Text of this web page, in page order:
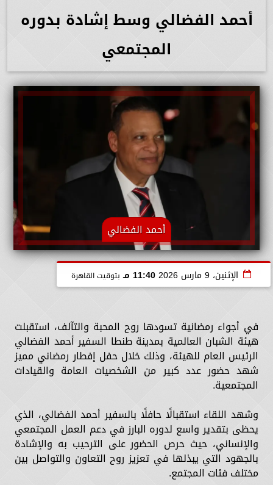
أحمد الفضالي وسط إشادة بدوره
المجتمعي
أحمد الفضالي
الإثنين، 9 مارس 2026 11:40 مـ بتوقيت القاهرة
في أجواء رمضانية تسودها روح المحبة والتآلف، استقبلت
هيئة الشبان العالمية بمدينة طنطا السفير أحمد الفضالي
الرئيس العام للهيئة، وذلك خلال حفل إفطار رمضاني مميز
شهد حضور عدد كبير من الشخصيات العامة والقيادات
المجتمعية.
وشهد اللقاء استقبالًا حافلًا بالسفير أحمد الفضالي، الذي
يحظى بتقدير واسع لدوره البارز في دعم العمل المجتمعي
والإنساني، حيث حرص الحضور على الترحيب به والإشادة
بالجهود التي يبذلها في تعزيز روح التعاون والتواصل بين
مختلف فئات المجتمع.